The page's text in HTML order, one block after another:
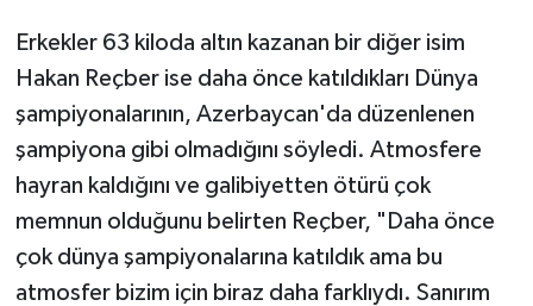
Erkekler 63 kiloda altın kazanan bir diğer isim
Hakan Reçber ise daha önce katıldıkları Dünya
şampiyonalarının, Azerbaycan'da düzenlenen
şampiyona gibi olmadığını söyledi. Atmosfere
hayran kaldığını ve galibiyetten ötürü çok
memnun olduğunu belirten Reçber, "Daha önce
çok dünya şampiyonalarına katıldık ama bu
atmosfer bizim için biraz daha farklıydı. Sanırım